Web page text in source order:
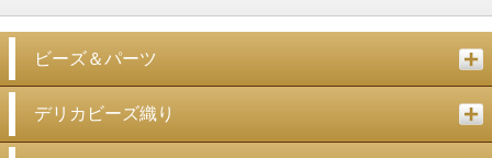
ビーズ＆パーツ
デリカビーズ織り